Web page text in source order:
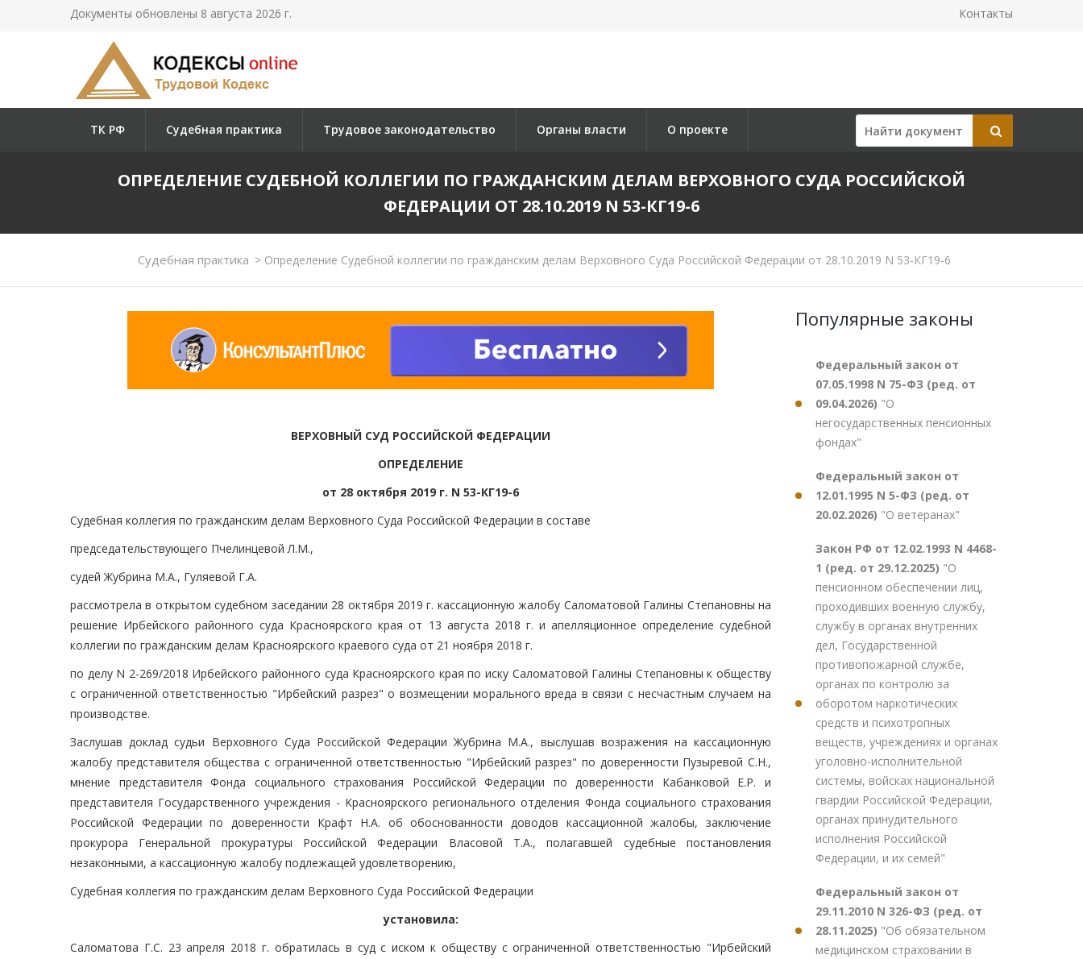
Документы обновлены 8 августа 2026 г. Контакты
ТК РФ Судебная практика Трудовое законодательство Органы власти О проекте
ОПРЕДЕЛЕНИЕ СУДЕБНОЙ КОЛЛЕГИИ ПО ГРАЖДАНСКИМ ДЕЛАМ ВЕРХОВНОГО СУДА РОССИЙСКОЙ
ФЕДЕРАЦИИ ОТ 28.10.2019 N 53-КГ19-6
Судебная практика > Определение Судебной коллегии по гражданским делам Верховного Суда Российской Федерации от 28.10.2019 N 53-КГ19-6
ВЕРХОВНЫЙ СУД РОССИЙСКОЙ ФЕДЕРАЦИИ
ОПРЕДЕЛЕНИЕ
от 28 октября 2019 г. N 53-КГ19-6
Судебная коллегия по гражданским делам Верховного Суда Российской Федерации в составе
председательствующего Пчелинцевой Л.М.,
судей Жубрина М.А., Гуляевой Г.А.
рассмотрела в открытом судебном заседании 28 октября 2019 г. кассационную жалобу Саломатовой Галины Степановны на
решение Ирбейского районного суда Красноярского края от 13 августа 2018 г. и апелляционное определение судебной
коллегии по гражданским делам Красноярского краевого суда от 21 ноября 2018 г.
по делу N 2-269/2018 Ирбейского районного суда Красноярского края по иску Саломатовой Галины Степановны к обществу
с ограниченной ответственностью "Ирбейский разрез" о возмещении морального вреда в связи с несчастным случаем на
производстве.
Заслушав доклад судьи Верховного Суда Российской Федерации Жубрина М.А., выслушав возражения на кассационную
жалобу представителя общества с ограниченной ответственностью "Ирбейский разрез" по доверенности Пузыревой С.Н.,
мнение представителя Фонда социального страхования Российской Федерации по доверенности Кабанковой Е.Р. и
представителя Государственного учреждения - Красноярского регионального отделения Фонда социального страхования
Российской Федерации по доверенности Крафт Н.А. об обоснованности доводов кассационной жалобы, заключение
прокурора Генеральной прокуратуры Российской Федерации Власовой Т.А., полагавшей судебные постановления
незаконными, а кассационную жалобу подлежащей удовлетворению,
Судебная коллегия по гражданским делам Верховного Суда Российской Федерации
установила:
Саломатова Г.С. 23 апреля 2018 г. обратилась в суд с иском к обществу с ограниченной ответственностью "Ирбейский
Популярные законы
Федеральный закон от
07.05.1998 N 75-ФЗ (ред. от
09.04.2026) "О
негосударственных пенсионных
фондах"
Федеральный закон от
12.01.1995 N 5-ФЗ (ред. от
20.02.2026) "О ветеранах"
Закон РФ от 12.02.1993 N 4468-
1 (ред. от 29.12.2025) "О
пенсионном обеспечении лиц,
проходивших военную службу,
службу в органах внутренних
дел, Государственной
противопожарной службе,
органах по контролю за
оборотом наркотических
средств и психотропных
веществ, учреждениях и органах
уголовно-исполнительной
системы, войсках национальной
гвардии Российской Федерации,
органах принудительного
исполнения Российской
Федерации, и их семей"
Федеральный закон от
29.11.2010 N 326-ФЗ (ред. от
28.11.2025) "Об обязательном
медицинском страховании в